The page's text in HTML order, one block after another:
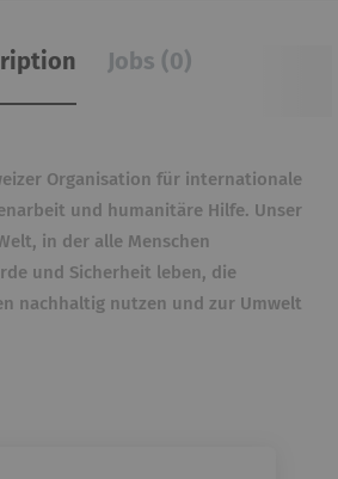
Jobs (0)
Organisation für internationale
und humanitäre Hilfe. Unser
in der alle Menschen
und Sicherheit leben, die
nachhaltig nutzen und zur Umwelt